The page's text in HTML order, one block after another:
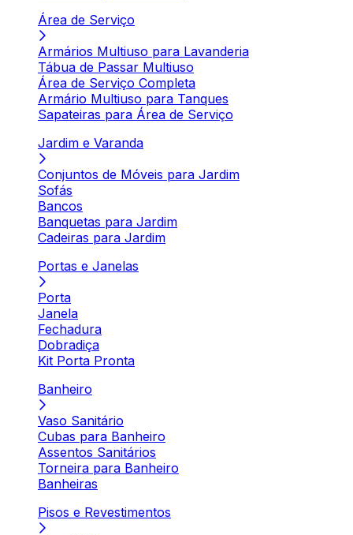
Área de Serviço
Armários Multiuso para Lavanderia
Tábua de Passar Multiuso
Área de Serviço Completa
Armário Multiuso para Tanques
Sapateiras para Área de Serviço
Jardim e Varanda
Conjuntos de Móveis para Jardim
Sofás
Bancos
Banquetas para Jardim
Cadeiras para Jardim
Portas e Janelas
Porta
Janela
Fechadura
Dobradiça
Kit Porta Pronta
Banheiro
Vaso Sanitário
Cubas para Banheiro
Assentos Sanitários
Torneira para Banheiro
Banheiras
Pisos e Revestimentos